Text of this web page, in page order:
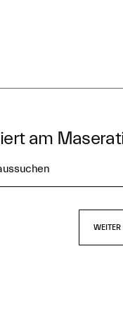
am